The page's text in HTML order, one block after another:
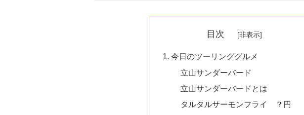
目次
今日のツーリンググルメ
立山サンダーバード
立山サンダーバードとは
タルタルサーモンフライ ？円